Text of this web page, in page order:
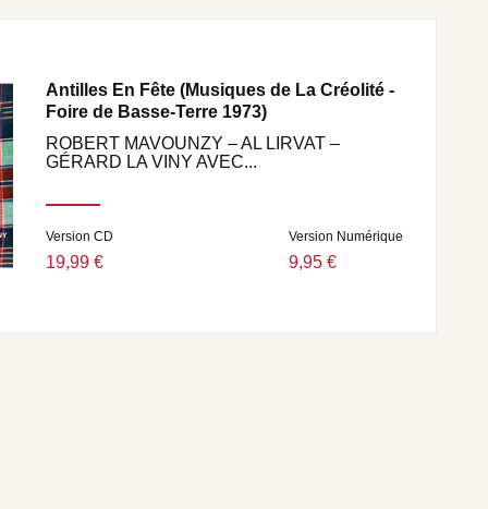
Antilles En Fête (Musiques de La Créolité -
Foire de Basse-Terre 1973)
ROBERT MAVOUNZY – AL LIRVAT –
GÉRARD LA VINY AVEC...
Version CD
19,99 €
Version Numérique
9,95 €